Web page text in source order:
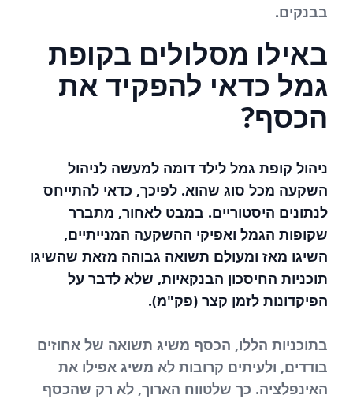
בבנקים.
באילו מסלולים בקופת
גמל כדאי להפקיד את
הכסף?
ניהול קופת גמל לילד דומה למעשה לניהול
השקעה מכל סוג שהוא. לפיכך, כדאי להתייחס
לנתונים היסטוריים. במבט לאחור, מתברר
שקופות הגמל ואפיקי ההשקעה המנייתיים,
השיגו מאז ומעולם תשואה גבוהה מזאת שהשיגו
תוכניות החיסכון הבנקאיות, שלא לדבר על
הפיקדונות לזמן קצר (פק"מ).
בתוכניות הללו, הכסף משיג תשואה של אחוזים
בודדים, ולעיתים קרובות לא משיג אפילו את
האינפלציה. כך שלטווח הארוך, לא רק שהכסף